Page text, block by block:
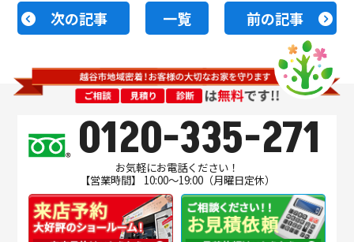
次の記事 一覧 前の記事
0120-335-271
お気軽にお電話ください！
【営業時間】 10:00～19:00（月曜日定休）